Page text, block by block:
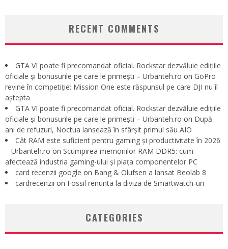
RECENT COMMENTS
GTA VI poate fi precomandat oficial. Rockstar dezvăluie edițiile
oficiale și bonusurile pe care le primești – Urbanteh.ro on GoPro
revine în competiție: Mission One este răspunsul pe care DJI nu îl
aștepta
GTA VI poate fi precomandat oficial. Rockstar dezvăluie edițiile
oficiale și bonusurile pe care le primești – Urbanteh.ro on După
ani de refuzuri, Noctua lansează în sfârșit primul său AIO
Cât RAM este suficient pentru gaming și productivitate în 2026
– Urbanteh.ro on Scumpirea memoriilor RAM DDR5: cum
afectează industria gaming-ului și piața componentelor PC
card recenzii google on Bang & Olufsen a lansat Beolab 8
cardrecenzii on Fossil renunta la diviza de Smartwatch-uri
CATEGORIES